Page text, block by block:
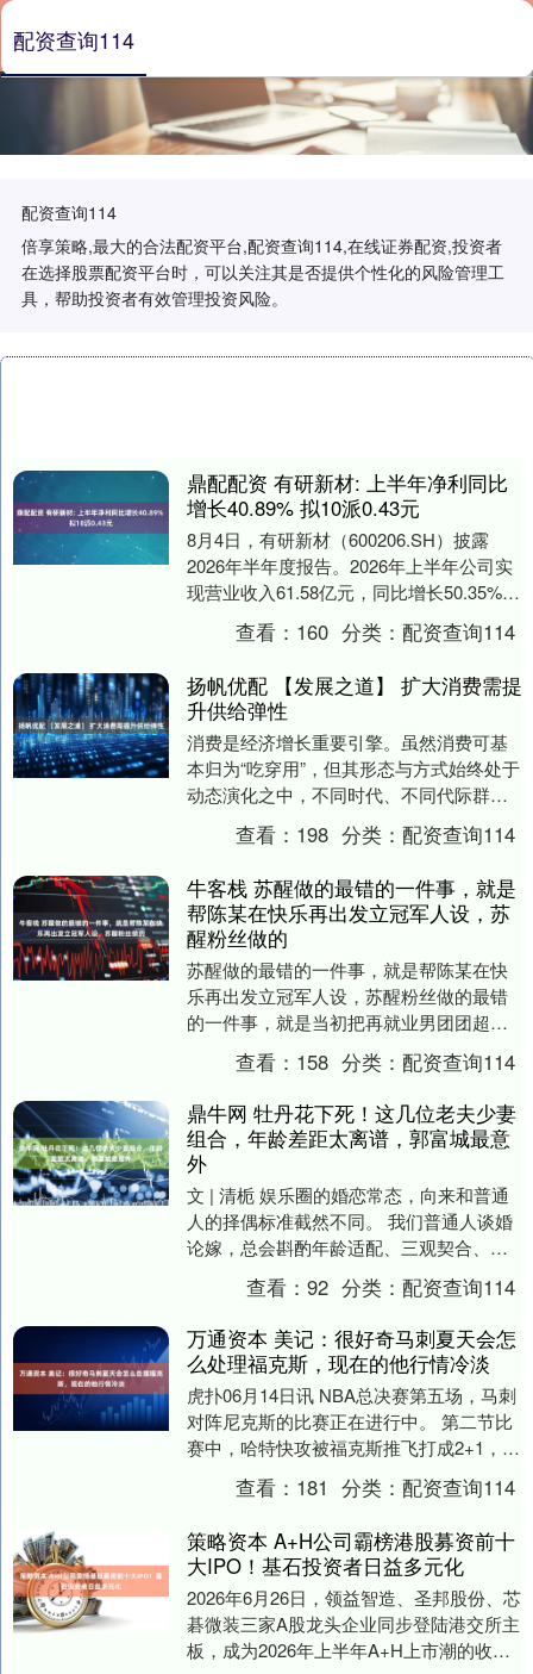
配资查询114
倍享策略,最大的合法配资平台,配资查询114,在线证券配资,投资者
在选择股票配资平台时，可以关注其是否提供个性化的风险管理工
具，帮助投资者有效管理投资风险。
配资查询114
鼎配配资 有研新材: 上半年净利同比
增长40.89% 拟10派0.43元
8月4日，有研新材（600206.SH）披露
2026年半年度报告。2026年上半年公司实
现营业收入61.58亿元，同比增长50.35%；
归属于上市公司股东的净利....
查看： 160 分类：配资查询114
扬帆优配 【发展之道】 扩大消费需提
升供给弹性
消费是经济增长重要引擎。虽然消费可基
本归为“吃穿用”，但其形态与方式始终处于
动态演化之中，不同时代、不同代际群体
各自主流的消费模式持续迭代更新。要有
效扩大消费，....
查看： 198 分类：配资查询114
牛客栈 苏醒做的最错的一件事，就是
帮陈某在快乐再出发立冠军人设，苏
醒粉丝做的
苏醒做的最错的一件事，就是帮陈某在快
乐再出发立冠军人设，苏醒粉丝做的最错
的一件事，就是当初把再就业男团团超拱
手相让，当初都是傻白甜[笑而不语][笑而不
语][笑而....
查看： 158 分类：配资查询114
鼎牛网 牡丹花下死！这几位老夫少妻
组合，年龄差距太离谱，郭富城最意
外
文 | 清栀 娱乐圈的婚恋常态，向来和普通
人的择偶标准截然不同。 我们普通人谈婚
论嫁，总会斟酌年龄适配、三观契合、代
沟差异这些现实问题，生怕相处磨合出矛
盾。 可....查看：92 分类：配资查询114
万通资本 美记：很好奇马刺夏天会怎
么处理福克斯，现在的他行情冷淡
虎扑06月14日讯 NBA总决赛第五场，马刺
对阵尼克斯的比赛正在进行中。 第二节比
赛中，哈特快攻被福克斯推飞打成2+1，裁
判回看升级福克斯一级恶意。 美记Mic....
查看： 181 分类：配资查询114
策略资本 A+H公司霸榜港股募资前十
大IPO！基石投资者日益多元化
2026年6月26日，领益智造、圣邦股份、芯
碁微装三家A股龙头企业同步登陆港交所主
板，成为2026年上半年A+H上市潮的收官